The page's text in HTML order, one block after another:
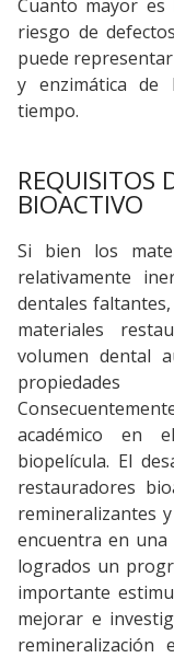
Cuanto mayor es
riesgo de
puede
y enzimática de
tiempo.
REQUISITOS
BIOACTIVO
Si bien los
relativamente
dentales
materiales
volumen dental
propiedades
académico en
biopelícula. El
restauradores
remineralizantes
encuentra en
logrados un
importante
mejorar e